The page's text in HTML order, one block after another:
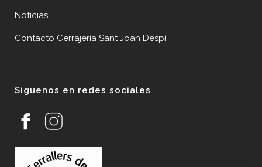
Noticias
Contacto Cerrajería Sant Joan Despí
Síguenos en redes sociales